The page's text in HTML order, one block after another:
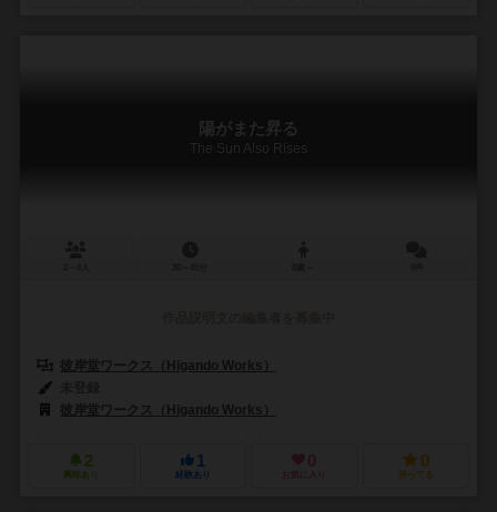
陽がまた昇る
The Sun Also Rises
彼岸堂ワークス（Higando Works）
彼岸堂ワークス（Higando Works）
2
興味あり
1
経験あり
0
お気に入り
0
持ってる